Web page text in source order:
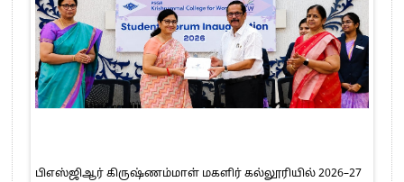
பிஎஸ்ஜிஆர் கிருஷ்ணம்மாள் மகளிர் கல்லூரியில் 2026–27